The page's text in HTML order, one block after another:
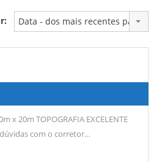
Data - dos mais recentes para os
x 20m TOPOGRAFIA EXCELENTE
dúvidas com o corretor…